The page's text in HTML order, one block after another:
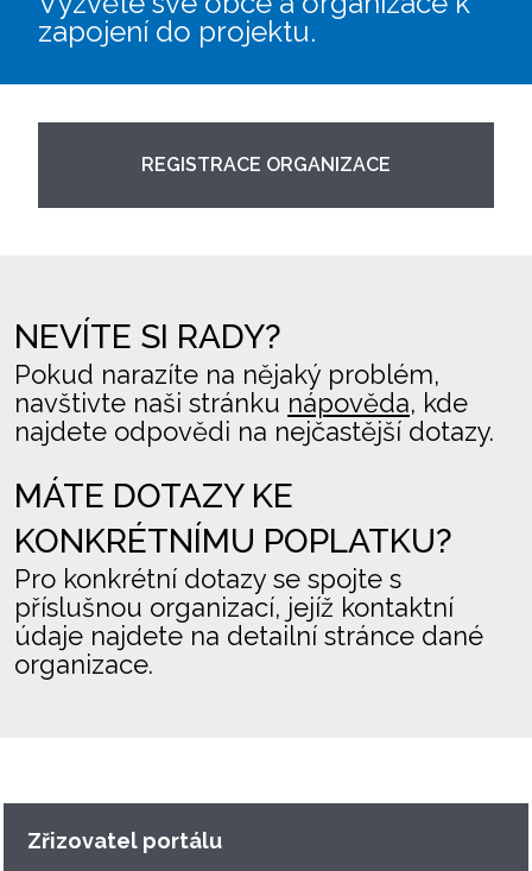
zapojení do projektu.
REGISTRACE ORGANIZACE
NEVÍTE SI RADY?
Pokud narazíte na nějaký problém,
navštivte naši stránku nápověda, kde
najdete odpovědi na nejčastější dotazy.
MÁTE DOTAZY KE
KONKRÉTNÍMU POPLATKU?
Pro konkrétní dotazy se spojte s
příslušnou organizací, jejíž kontaktní
údaje najdete na detailní stránce dané
organizace.
Zřizovatel portálu